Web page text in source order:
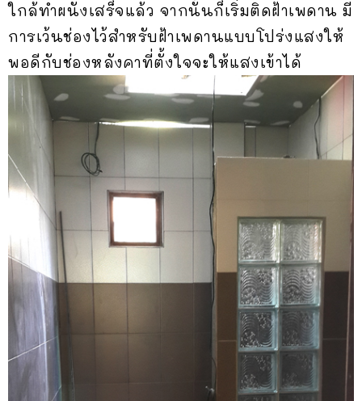
ใกล้ทำผนังเสร็จแล้ว จากนั้นก็เริ่มติดฝ้าเพดาน มี
การเว้นช่องไว้สำหรับฝ้าเพดานแบบโปร่งแสงให้
พอดีกับช่องหลังคาที่ตั้งใจจะให้แสงเข้าได้